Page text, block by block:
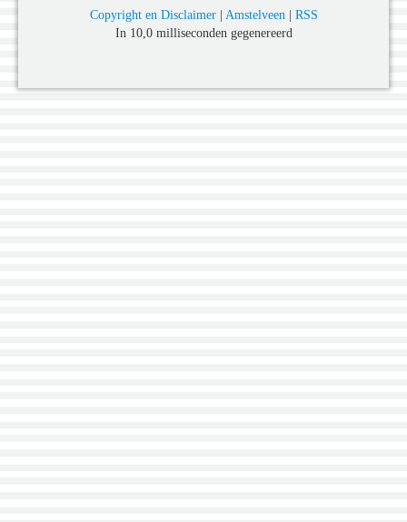
Copyright en Disclaimer| Amstelveen| RSS
In 10,0 milliseconden gegenereerd